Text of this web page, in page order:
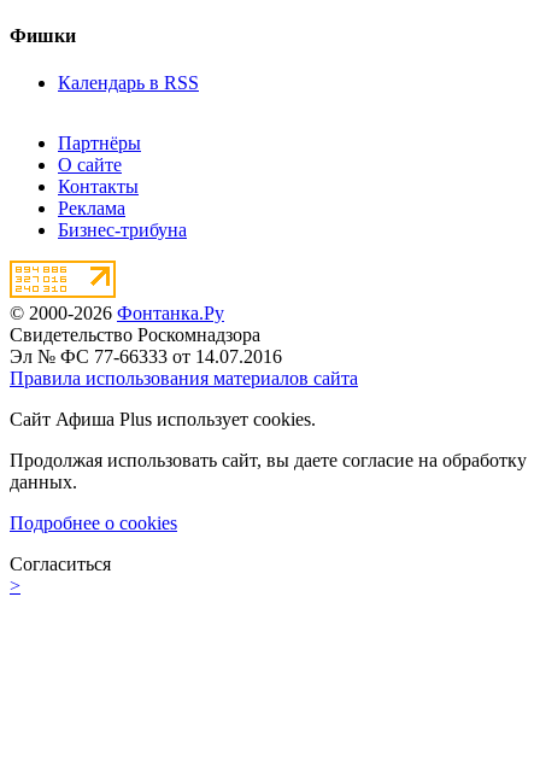
Фишки
Календарь в RSS
Партнёры
О сайте
Контакты
Реклама
Бизнес-трибуна
© 2000-2026 Фонтанка.Ру
Свидетельство Роскомнадзора
Эл № ФС 77-66333 от 14.07.2016
Правила использования материалов сайта
Сайт Афиша Plus использует cookies.
Продолжая использовать сайт, вы даете согласие на обработку
данных.
Подробнее о cookies
Согласиться
>